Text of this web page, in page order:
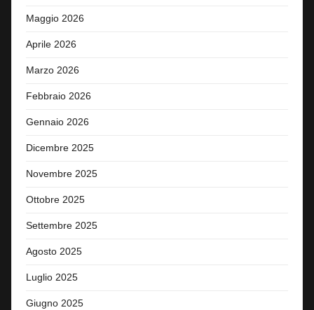
Maggio 2026
Aprile 2026
Marzo 2026
Febbraio 2026
Gennaio 2026
Dicembre 2025
Novembre 2025
Ottobre 2025
Settembre 2025
Agosto 2025
Luglio 2025
Giugno 2025